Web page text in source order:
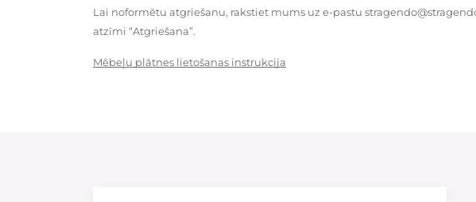
Lai noformētu atgriešanu, rakstiet mums uz e-pastu
atzīmi “Atgriešana”.
Mēbeļu plātnes lietošanas instrukcija